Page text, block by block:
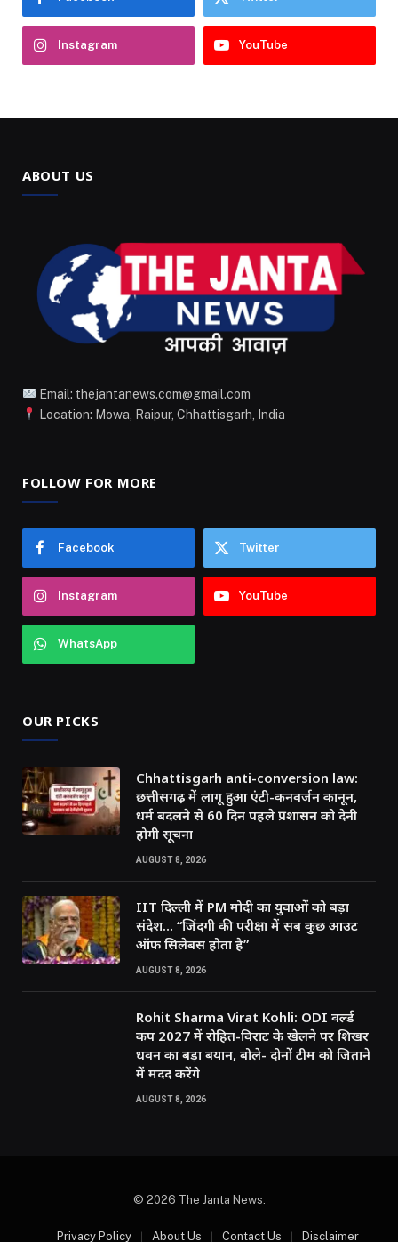
Instagram YouTube
ABOUT US
Email: thejantanews.com@gmail.com
Location: Mowa, Raipur, Chhattisgarh, India
FOLLOW FOR MORE
Facebook Twitter
Instagram YouTube
WhatsApp
OUR PICKS
Chhattisgarh anti-conversion law:
छत्तीसगढ़ में लागू हुआ एंटी-कनवर्जन कानून,
धर्म बदलने से 60 दिन पहले प्रशासन को देनी
होगी सूचना
AUGUST 8, 2026
IIT दिल्ली में PM मोदी का युवाओं को बड़ा
संदेश… “जिंदगी की परीक्षा में सब कुछ आउट
ऑफ सिलेबस होता है”
AUGUST 8, 2026
Rohit Sharma Virat Kohli: ODI वर्ल्ड
कप 2027 में रोहित-विराट के खेलने पर शिखर
धवन का बड़ा बयान, बोले- दोनों टीम को जिताने
में मदद करेंगे
AUGUST 8, 2026
© 2026 The Janta News.
Privacy Policy About Us Contact Us Disclaimer